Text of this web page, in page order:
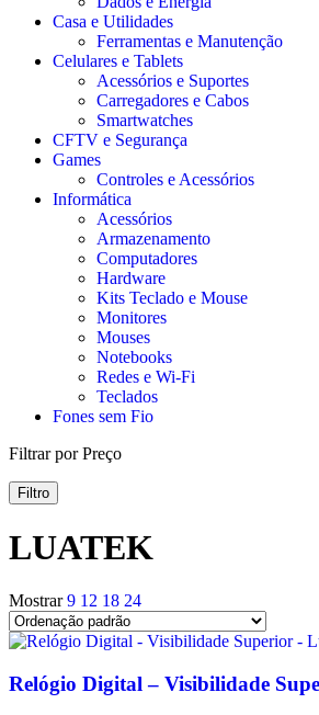
Casa e Utilidades
Ferramentas e Manutenção
Celulares e Tablets
Acessórios e Suportes
Carregadores e Cabos
Smartwatches
CFTV e Segurança
Games
Controles e Acessórios
Informática
Acessórios
Armazenamento
Computadores
Hardware
Kits Teclado e Mouse
Monitores
Mouses
Notebooks
Redes e Wi-Fi
Teclados
Fones sem Fio
Filtrar por Preço
Filtro
LUATEK
Mostrar9 12 18 24
Relógio Digital – Visibilidade